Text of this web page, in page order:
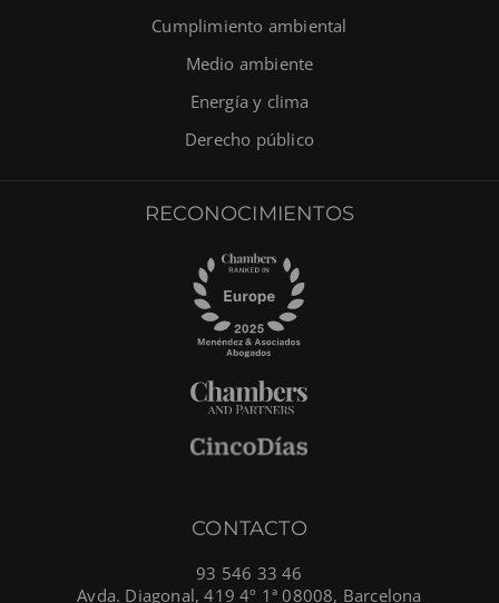
Cumplimiento ambiental
Medio ambiente
Energía y clima
Derecho público
RECONOCIMIENTOS
CONTACTO
93 546 33 46
Avda. Diagonal, 419 4º 1ª 08008, Barcelona